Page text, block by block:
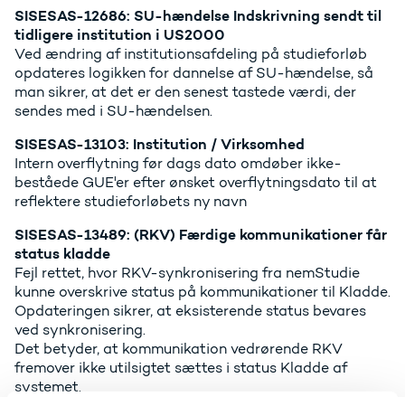
SISESAS-12686: SU-hændelse Indskrivning sendt til
tidligere institution i US2000
Ved ændring af institutionsafdeling på studieforløb
opdateres logikken for dannelse af SU-hændelse, så
man sikrer, at det er den senest tastede værdi, der
sendes med i SU-hændelsen.
SISESAS-13103: Institution / Virksomhed
Intern overflytning før dags dato omdøber ikke-
beståede GUE'er efter ønsket overflytningsdato til at
reflektere studieforløbets ny navn
SISESAS-13489: (RKV) Færdige kommunikationer får
status kladde
Fejl rettet, hvor RKV-synkronisering fra nemStudie
kunne overskrive status på kommunikationer til Kladde.
Opdateringen sikrer, at eksisterende status bevares
ved synkronisering.
Det betyder, at kommunikation vedrørende RKV
fremover ikke utilsigtet sættes i status Kladde af
systemet.